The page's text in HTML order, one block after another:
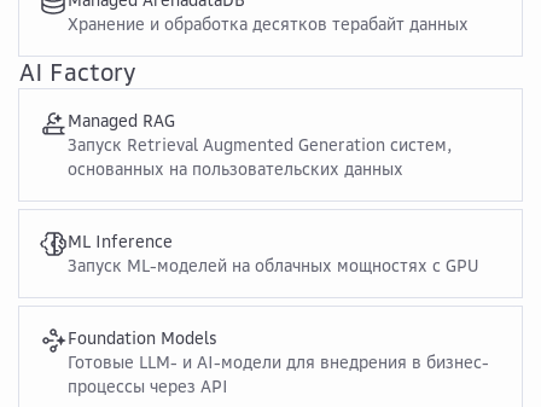
Хранение и обработка десятков терабайт данных
AI Factory
Managed RAG
Запуск Retrieval Augmented Generation систем,
основанных на пользовательских данных
ML Inference
Запуск ML-моделей на облачных мощностях с GPU
Foundation Models
Готовые LLM- и AI-модели для внедрения в бизнес-
процессы через API